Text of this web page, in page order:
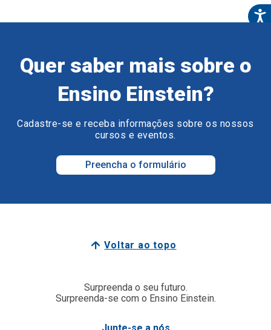
Quer saber mais sobre o
Ensino Einstein?
Cadastre-se e receba informações sobre os nossos
cursos e eventos.
Preencha o formulário
Voltar ao topo
Surpreenda o seu futuro.
Surpreenda-se com o Ensino Einstein.